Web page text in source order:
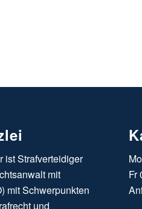
ist Strafverteidiger
mit
mit Schwerpunkten
und
Fr